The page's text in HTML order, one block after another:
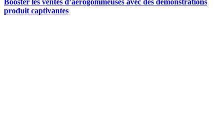
Booster les ventes d’aérogommeuses avec des démonstrations
produit captivantes